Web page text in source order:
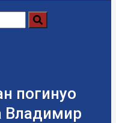
погинуо
Владимир